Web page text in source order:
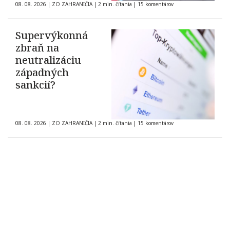
08. 08. 2026 | ZO ZAHRANIČIA | 2 min. čítania | 15 komentárov
Supervýkonná
zbraň na
neutralizáciu
západných
sankcií?
08. 08. 2026 | ZO ZAHRANIČIA | 2 min. čítania | 15 komentárov